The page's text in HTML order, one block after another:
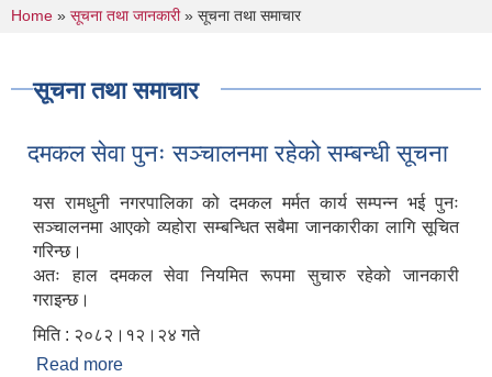
You are here
Home » सूचना तथा जानकारी» सूचना तथा समाचार
सूचना तथा समाचार
दमकल सेवा पुनः सञ्चालनमा रहेको सम्बन्धी सूचना
यस रामधुनी नगरपालिका को दमकल मर्मत कार्य सम्पन्न भई पुनः
सञ्चालनमा आएको व्यहोरा सम्बन्धित सबैमा जानकारीका लागि सूचित
गरिन्छ।
अतः हाल दमकल सेवा नियमित रूपमा सुचारु रहेको जानकारी
गराइन्छ।
मिति : २०८२।१२।२४ गते
Read more